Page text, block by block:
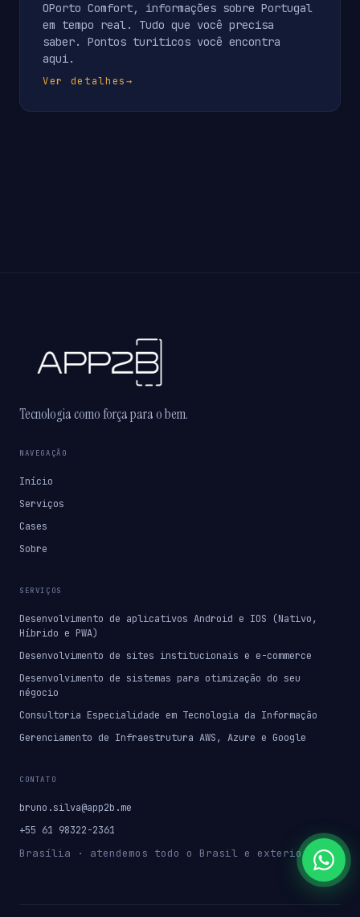
OPorto Comfort, informações sobre Portugal
em tempo real. Tudo que você precisa
saber. Pontos turiticos você encontra
aqui.
Ver detalhes→
Tecnologia como força para o bem.
NAVEGAÇÃO
Início
Serviços
Cases
Sobre
SERVIÇOS
Desenvolvimento de aplicativos Android e IOS (Nativo,
Híbrido e PWA)
Desenvolvimento de sites institucionais e e-commerce
Desenvolvimento de sistemas para otimização do seu
négocio
Consultoria Especialidade em Tecnologia da Informação
Gerenciamento de Infraestrutura AWS, Azure e Google
CONTATO
bruno.silva@app2b.me
+55 61 98322-2361
Brasília · atendemos todo o Brasil e exterior